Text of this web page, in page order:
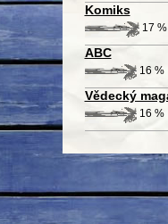
Komiks
17 %
ABC
16 %
Vědecký
16 %